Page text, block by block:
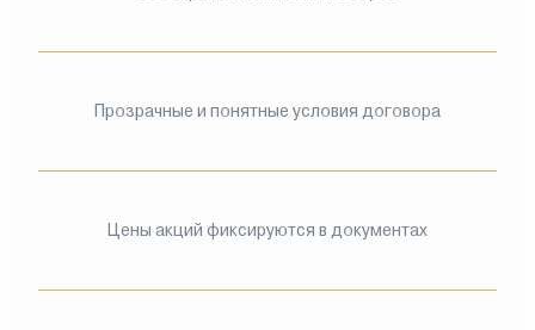
Прозрачные и понятные условия договора
Цены акций фиксируются в документах